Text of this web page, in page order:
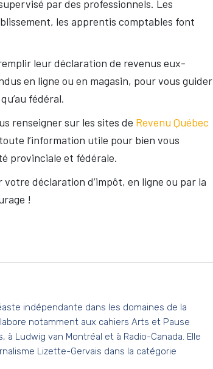
par des professionnels. Les
les apprentis comptables font
leur déclaration de revenus eux-
en ligne ou en magasin, pour vous guider
fédéral.
renseigner sur les sites de Revenu Québec
l’information utile pour bien vous
provinciale et fédérale.
déclaration d’impôt, en ligne ou par la
!
indépendante dans les domaines de la
notamment aux cahiers Arts et Pause
à Ludwig van Montréal et à Radio-Canada. Elle
Lizette-Gervais dans la catégorie